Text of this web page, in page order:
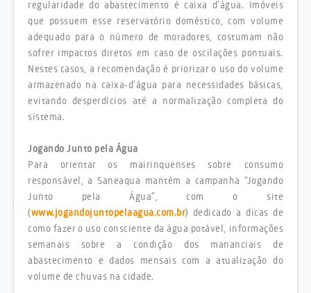
regularidade do abastecimento é caixa d'água. Imóveis
que possuem esse reservatório doméstico, com volume
adequado para o número de moradores, costumam não
sofrer impactos diretos em caso de oscilações pontuais.
Nestes casos, a recomendação é priorizar o uso do volume
armazenado na caixa-d'água para necessidades básicas,
evitando desperdícios até a normalização completa do
sistema.
Jogando Junto pela Água
Para orientar os mairinquenses sobre consumo
responsável, a Saneaqua mantém a campanha “Jogando
Junto pela Água”, com o site
(www.jogandojuntopelaagua.com.br) dedicado a dicas de
como fazer o uso consciente da água potável, informações
semanais sobre a condição dos mananciais de
abastecimento e dados mensais com a atualização do
volume de chuvas na cidade.